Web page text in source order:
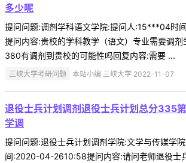
多少呢
提问问题:调剂学科语文学院:提问人:15***04时
提问内容:贵校的学科教学（语文）专业需要调剂
380有调剂到贵校的可能性吗回复内容:需要 ...
三峡大学考研问题 本站小编 三峡大学 2022-11-07
退役士兵计划调剂退役士兵计划总分335
学调
提问问题:退役士兵计划调剂学院:文学与传媒学
间:2020-04-2610:58提问内容:请问老师退役士